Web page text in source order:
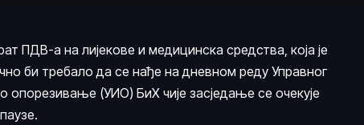
ПДВ-а на лијекове и медицинска средства, која је
би требало да се нађе на дневном реду Управног
опорезивање (УИО) БиХ чије засједање се очекује